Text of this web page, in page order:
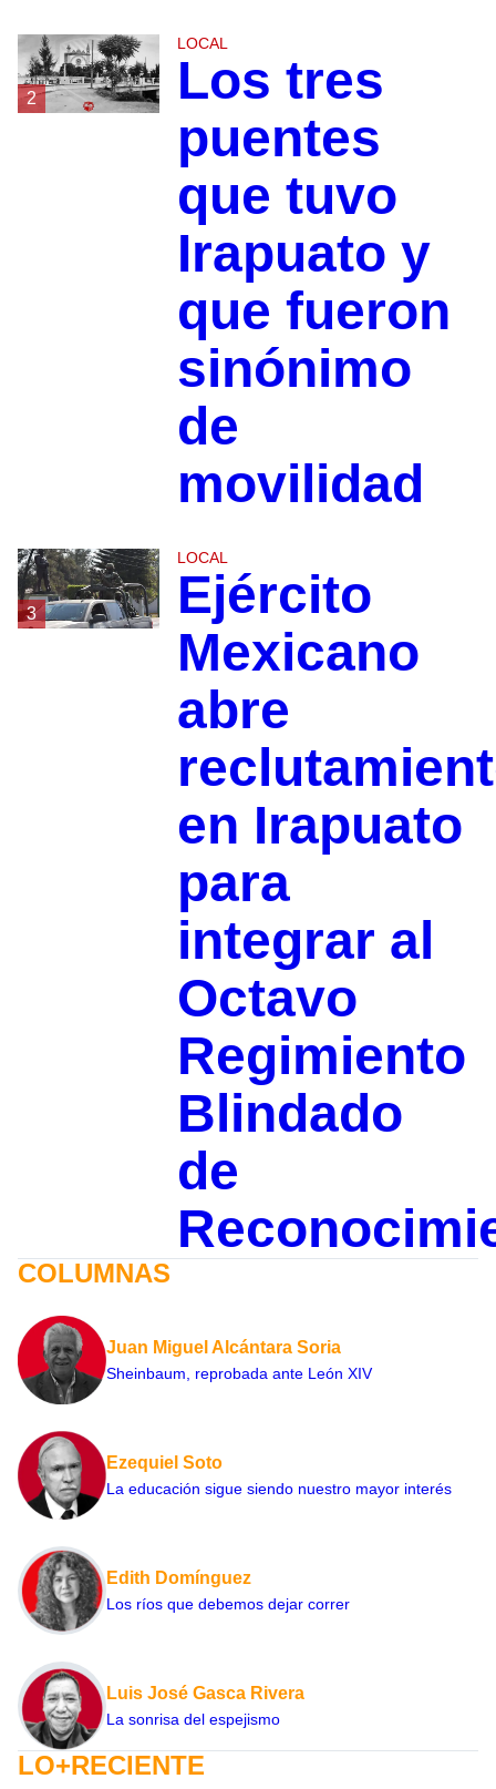
2
LOCAL
Los tres
puentes
que tuvo
Irapuato y
que fueron
sinónimo
de
movilidad
3
LOCAL
Ejército
Mexicano
abre
en Irapuato
para
integrar al
Octavo
Regimiento
Blindado
de
COLUMNAS
Juan Miguel Alcántara Soria
Sheinbaum, reprobada ante León XIV
Ezequiel Soto
La educación sigue siendo nuestro mayor interés
Edith Domínguez
Los ríos que debemos dejar correr
Luis José Gasca Rivera
La sonrisa del espejismo
LO+RECIENTE